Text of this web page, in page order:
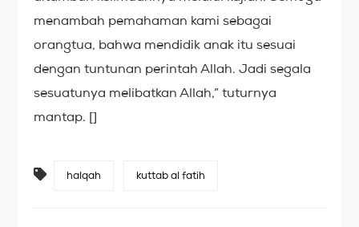
menambah pemahaman kami sebagai
orangtua, bahwa mendidik anak itu sesuai
dengan tuntunan perintah Allah. Jadi segala
sesuatunya melibatkan Allah,” tuturnya
mantap. []
halqah kuttab al fatih